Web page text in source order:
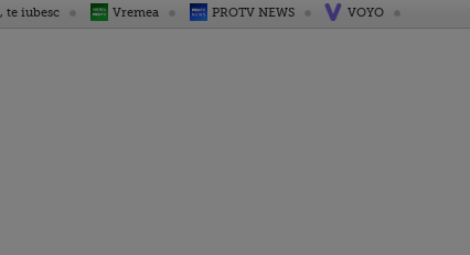
te iubesc Vremea PROTV NEWS VOYO